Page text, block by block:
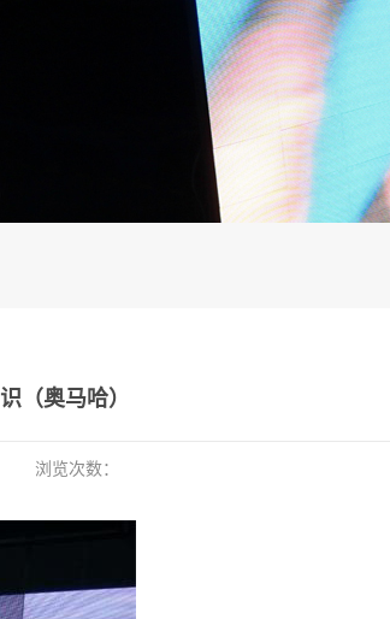
（奥马哈）
浏览次数：